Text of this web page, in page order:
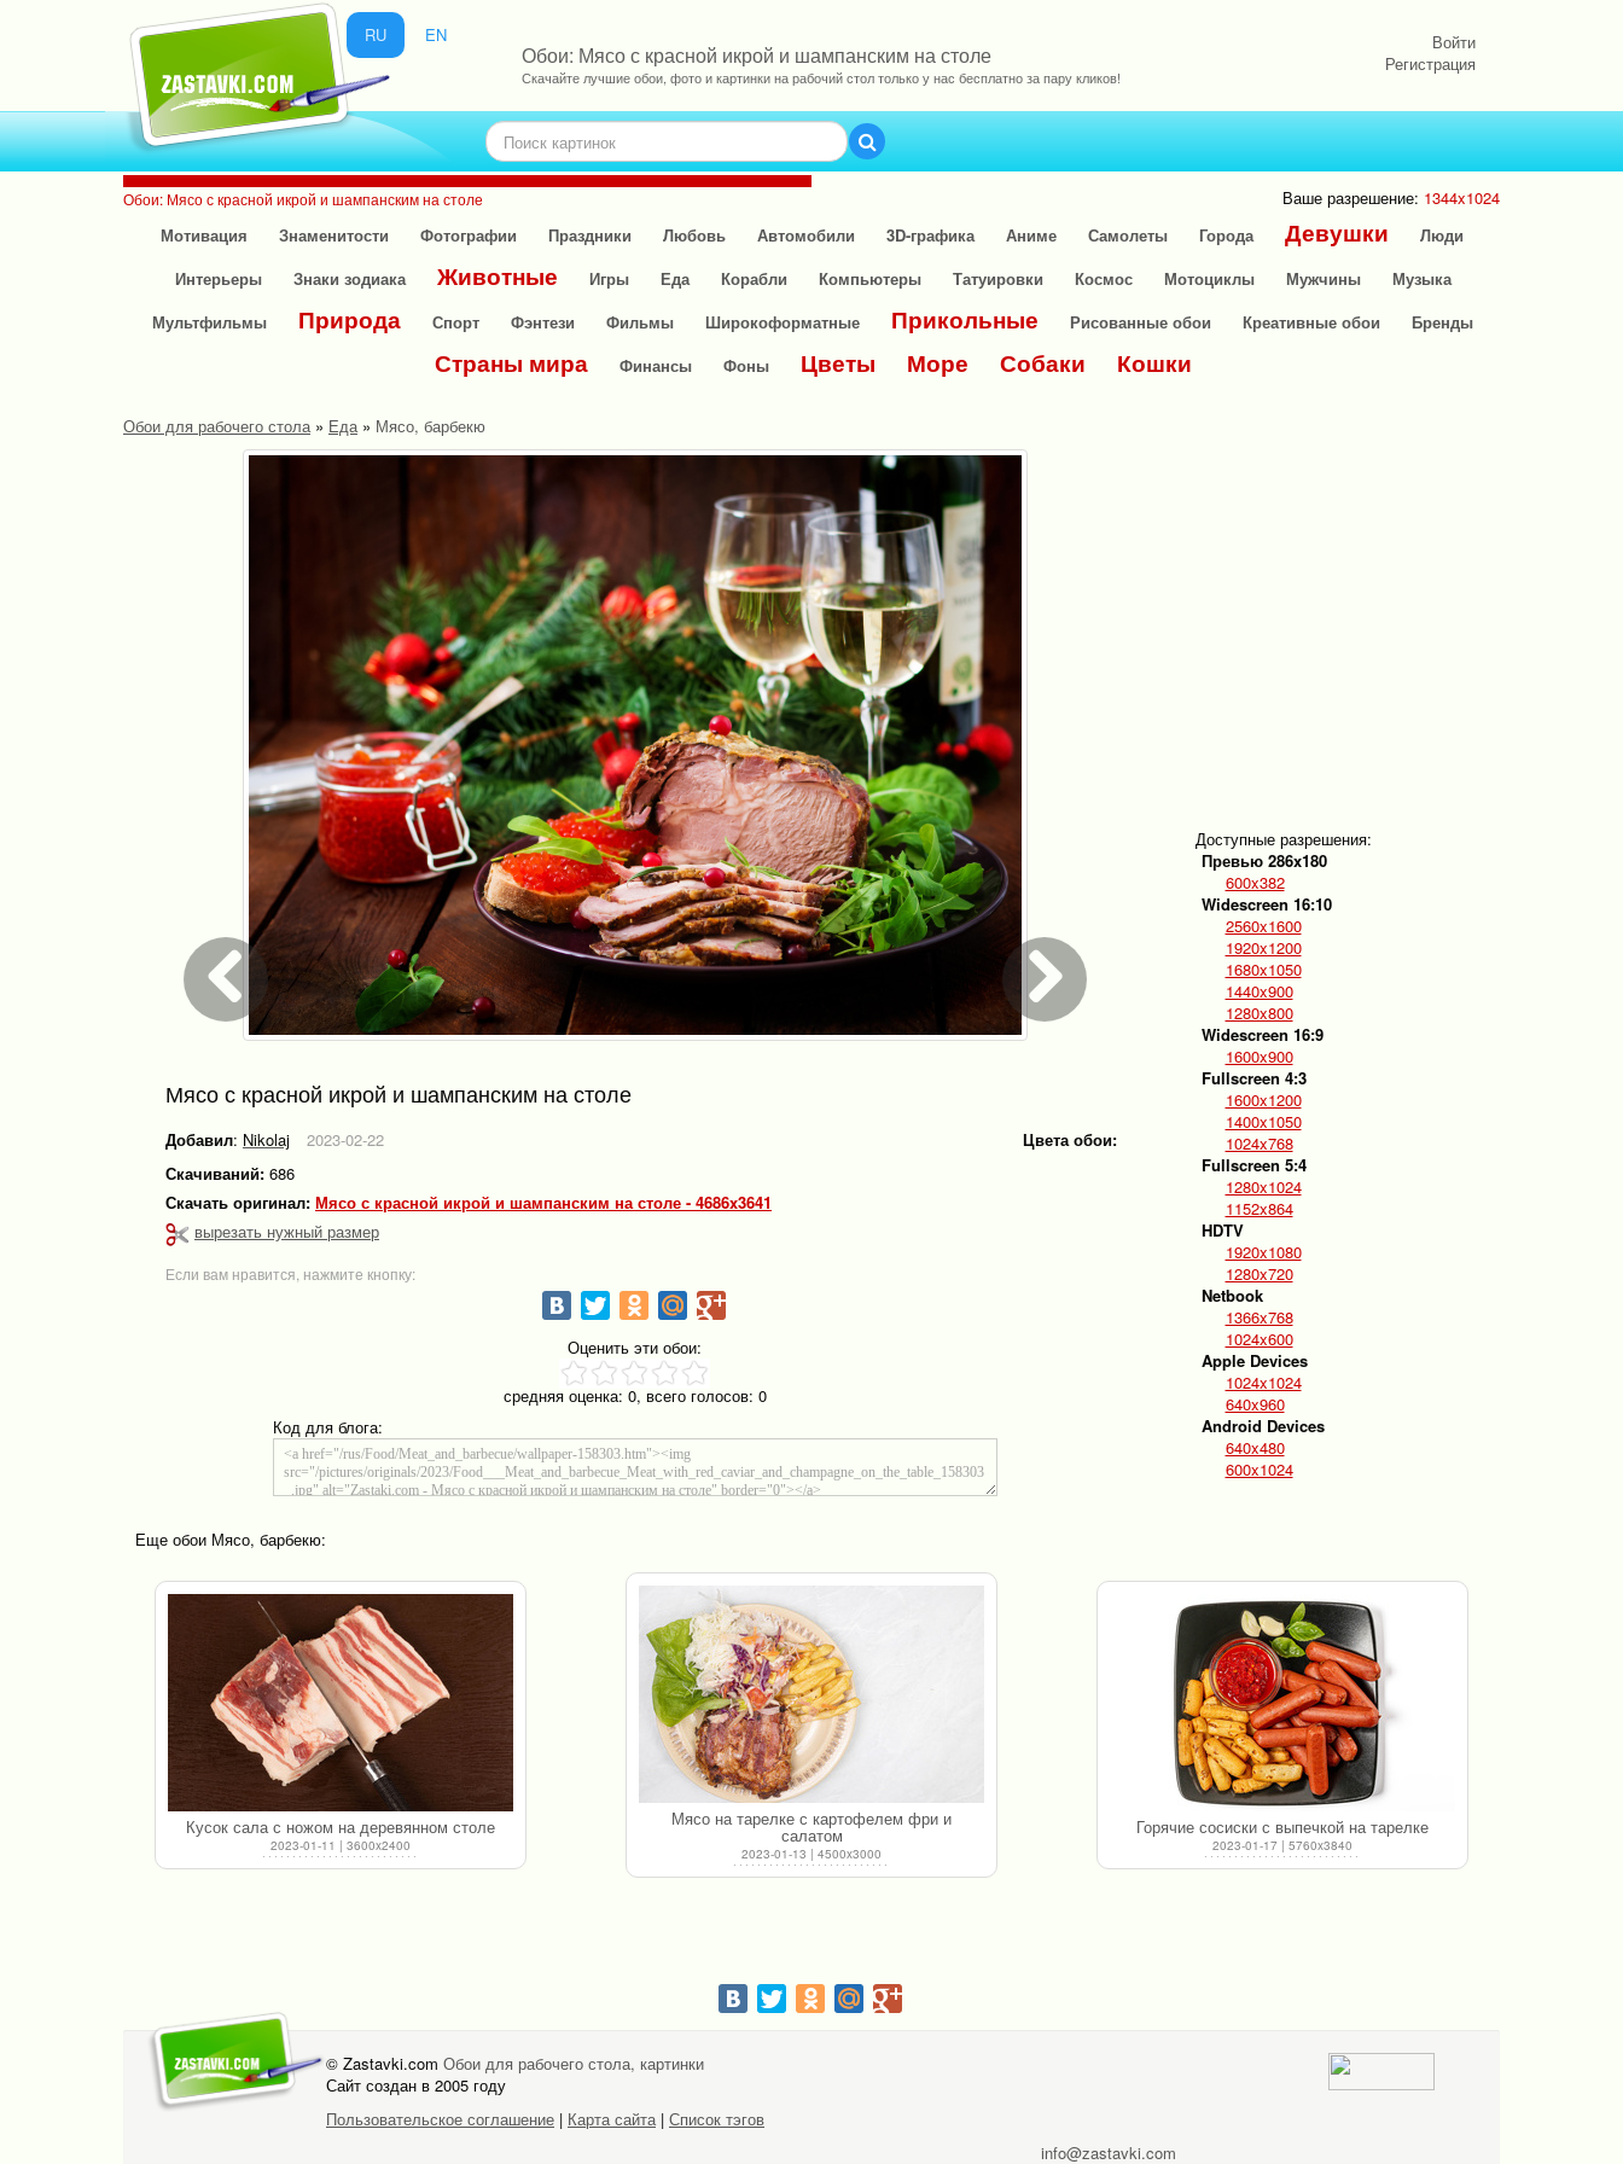
RU EN
Обои: Мясо с красной икрой и шампанским на столе
Скачайте лучшие обои, фото и картинки на рабочий стол только у нас бесплатно за пару кликов!
Войти
Регистрация
Обои: Мясо с красной икрой и шампанским на столе Ваше разрешение: 1344x1024
Мотивация
Знаменитости Фотографии Праздники Любовь Автомобили 3D-графика Аниме Самолеты Города Девушки
Люди
Интерьеры
Знаки зодиака Животные Игры Еда Корабли Компьютеры Татуировки Космос Мотоциклы Мужчины
Музыка
Мультфильмы
Природа Спорт Фэнтези Фильмы Широкоформатные Прикольные Рисованные обои Креативные обои Бренды
Страны мира Финансы Фоны Цветы Море Собаки Кошки
Обои для рабочего стола» Еда» Мясо, барбекю
Мясо с красной икрой и шампанским на столе
Добавил: Nikolaj
2023-02-22
Скачиваний: 686
Скачать оригинал:
Мясо с красной икрой и шампанским на столе - 4686x3641
вырезать нужный размер
Цвета обои:
Если вам нравится, нажмите кнопку:
Оценить эти обои:
средняя оценка: 0, всего голосов: 0
Код для блога:
Доступные разрешения:
Превью 286x180
600x382
Widescreen 16:10
2560x1600
1920x1200
1680x1050
1440x900
1280x800
Widescreen 16:9
1600x900
Fullscreen 4:3
1600x1200
1400x1050
1024x768
Fullscreen 5:4
1280x1024
1152x864
HDTV
1920x1080
1280x720
Netbook
1366x768
1024x600
Apple Devices
1024x1024
640x960
Android Devices
640x480
600x1024
Еще обои Мясо, барбекю:
Кусок сала с ножом на деревянном столе
2023-01-11 | 3600x2400
Мясо на тарелке с картофелем фри и
салатом
2023-01-13 | 4500x3000
Горячие сосиски с выпечкой на тарелке
2023-01-17 | 5760x3840
© Zastavki.com Обои для рабочего стола, картинки
Сайт создан в 2005 году
Пользовательское соглашение | Карта сайта | Список тэгов
info@zastavki.com